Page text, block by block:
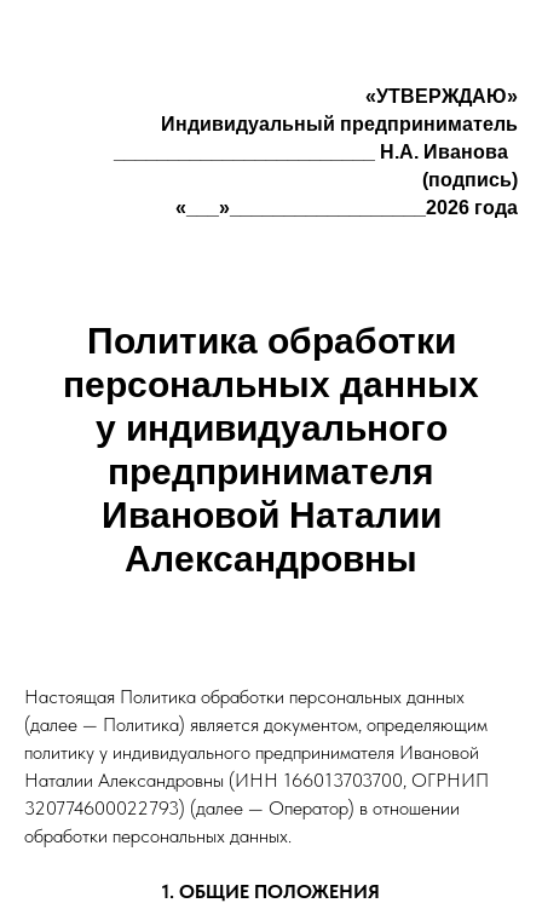
«УТВЕРЖДАЮ»
Индивидуальный предприниматель
________________________ Н.А. Иванова
(подпись)
«___»__________________2026 года
Политика обработки
персональных данных
у индивидуального
предпринимателя
Ивановой Наталии
Александровны
Настоящая Политика обработки персональных данных
(далее — Политика) является документом, определяющим
политику у индивидуального предпринимателя Ивановой
Наталии Александровны (ИНН 166013703700, ОГРНИП
320774600022793) (далее — Оператор) в отношении
обработки персональных данных.
1. ОБЩИЕ ПОЛОЖЕНИЯ